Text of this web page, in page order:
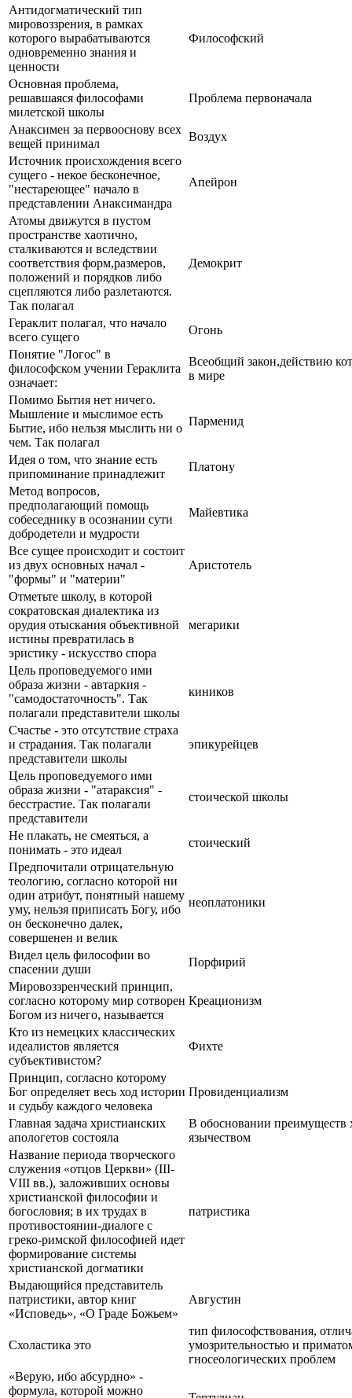
Антидогматический тип
мировоззрения, в рамках
которого вырабатываются
одновременно знания и
ценности
Философский
Основная проблема,
решавшаяся философами
милетской школы
Проблема первоначала
Анаксимен за первооснову всех
вещей принимал
Воздух
Источник происхождения всего
сущего - некое бесконечное,
"нестареющее" начало в
представлении Анаксимандра
Апейрон
Атомы движутся в пустом
пространстве хаотично,
сталкиваются и вследствии
соответствия форм,размеров,
положений и порядков либо
сцепляются либо разлетаются.
Так полагал
Демокрит
Гераклит полагал, что начало
всего сущего
Огонь
Понятие "Логос" в
философском учении Гераклита
означает:
Всеобщий закон,действию
в мире
Помимо Бытия нет ничего.
Мышление и мыслимое есть
Бытие, ибо нельзя мыслить ни о
чем. Так полагал
Парменид
Идея о том, что знание есть
припоминание принадлежит
Платону
Метод вопросов,
предполагающий помощь
собеседнику в осознании сути
добродетели и мудрости
Майевтика
Все сущее происходит и состоит
из двух основных начал -
"формы" и "материи"
Аристотель
Отметьте школу, в которой
сократовская диалектика из
орудия отыскания объективной
истины превратилась в
эристику - искусство спора
мегарики
Цель проповедуемого ими
образа жизни - автаркия -
"самодостаточность". Так
полагали представители школы
киников
Счастье - это отсутствие страха
и страдания. Так полагали
представители школы
эпикурейцев
Цель проповедуемого ими
образа жизни - "атараксия" -
бесстрастие. Так полагали
представители
стоической школы
Не плакать, не смеяться, а
понимать - это идеал
стоический
Предпочитали отрицательную
теологию, согласно которой ни
один атрибут, понятный нашему
уму, нельзя приписать Богу, ибо
он бесконечно далек,
совершенен и велик
неоплатоники
Видел цель философии во
спасении души
Порфирий
Мировоззренческий принцип,
согласно которому мир сотворен
Богом из ничего, называется
Креационизм
Кто из немецких классических
идеалистов является
субъективистом?
Фихте
Принцип, согласно которому
Бог определяет весь ход истории
и судьбу каждого человека
Провиденциализм
Главная задача христианских
апологетов состояла
В обосновании преимуществ
язычеством
Название периода творческого
служения «отцов Церкви» (III-
VIII вв.), заложивших основы
христианской философии и
богословия; в их трудах в
противостоянии-диалоге с
греко-римской философией идет
формирование системы
христианской догматики
патристика
Выдающийся представитель
патристики, автор книг
«Исповедь», «О Граде Божьем»
Августин
Схоластика это
тип философствования,
умозрительностью и
гносеологических проблем
«Верую, ибо абсурдно» -
формула, которой можно